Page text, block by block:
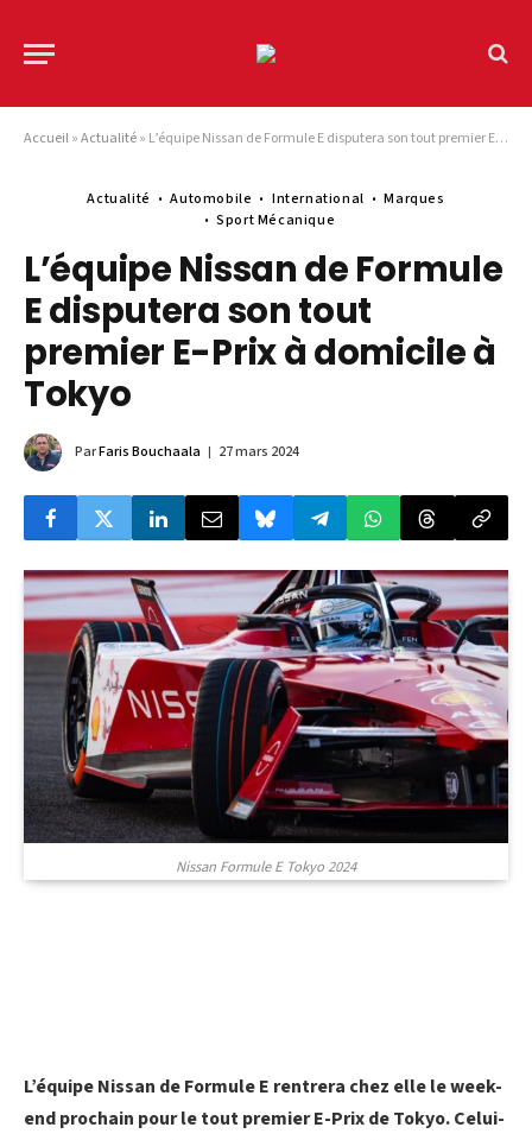
Accueil»Actualité» L’équipe Nissan de Formule E disputera son tout premier E-Prix à domicile à Tokyo
Actualité Automobile International
Marques
Sport Mécanique
L’équipe Nissan de Formule
E disputera son tout
premier E-Prix à domicile à
Tokyo
ParFaris Bouchaala 27 mars 2024
Nissan Formule E Tokyo 2024
L’équipe Nissan de Formule E rentrera chez elle le week-
end prochain pour le tout premier E-Prix de Tokyo. Celui-